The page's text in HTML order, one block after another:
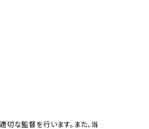
切な監督を行います。また、当